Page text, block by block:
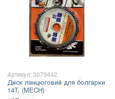
Артикул: 3079442
Диск ланцюговий для болгарки
14T, (MECH)